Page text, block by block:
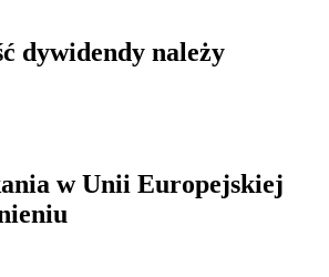
dywidendy należy
w Unii Europejskiej